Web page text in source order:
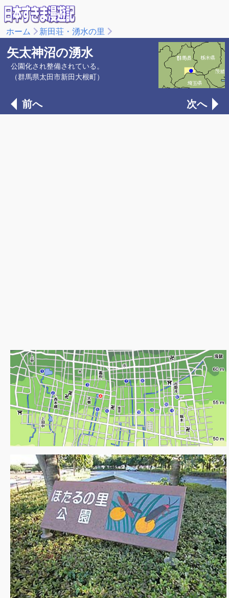
ホーム 新田荘・湧水の里
矢太神沼の湧水
公園化され整備されている。
（群馬県太田市新田大根町）
前へ 次へ